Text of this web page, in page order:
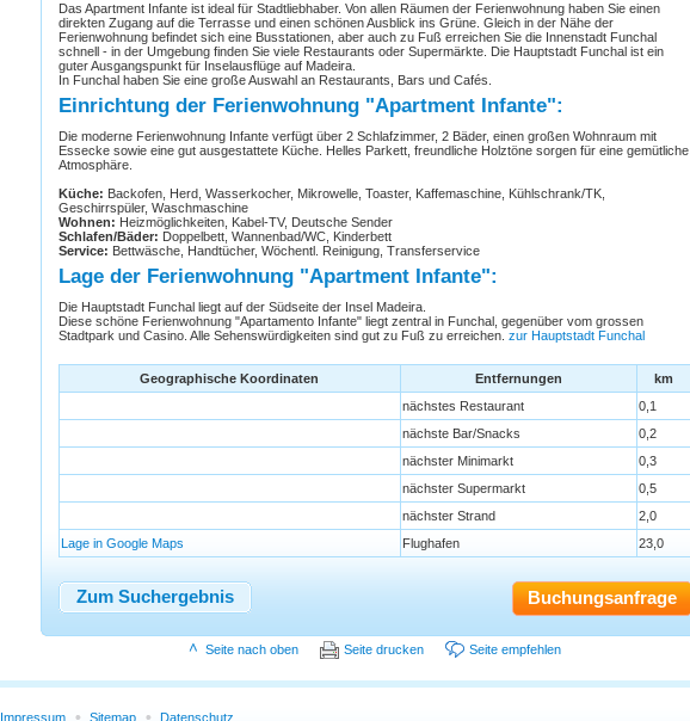
Das Apartment Infante ist ideal für Stadtliebhaber. Von allen Räumen der Ferienwohnung haben Sie einen
direkten Zugang auf die Terrasse und einen schönen Ausblick ins Grüne. Gleich in der Nähe der
Ferienwohnung befindet sich eine Busstationen, aber auch zu Fuß erreichen Sie die Innenstadt Funchal
schnell - in der Umgebung finden Sie viele Restaurants oder Supermärkte. Die Hauptstadt Funchal ist ein
guter Ausgangspunkt für Inselausflüge auf Madeira.
In Funchal haben Sie eine große Auswahl an Restaurants, Bars und Cafés.
Einrichtung der Ferienwohnung "Apartment Infante":
Die moderne Ferienwohnung Infante verfügt über 2 Schlafzimmer, 2 Bäder, einen großen Wohnraum mit
Essecke sowie eine gut ausgestattete Küche. Helles Parkett, freundliche Holztöne sorgen für eine gemütliche
Atmosphäre.
Küche: Backofen, Herd, Wasserkocher, Mikrowelle, Toaster, Kaffemaschine, Kühlschrank/TK,
Geschirrspüler, Waschmaschine
Wohnen: Heizmöglichkeiten, Kabel-TV, Deutsche Sender
Schlafen/Bäder: Doppelbett, Wannenbad/WC, Kinderbett
Service: Bettwäsche, Handtücher, Wöchentl. Reinigung, Transferservice
Lage der Ferienwohnung "Apartment Infante":
Die Hauptstadt Funchal liegt auf der Südseite der Insel Madeira.
Diese schöne Ferienwohnung "Apartamento Infante" liegt zentral in Funchal, gegenüber vom grossen
Stadtpark und Casino. Alle Sehenswürdigkeiten sind gut zu Fuß zu erreichen. zur Hauptstadt Funchal
Geographische Koordinaten Entfernungen
km
nächstes Restaurant
0,1
nächste Bar/Snacks
0,2
nächster Minimarkt
0,3
nächster Supermarkt
0,5
nächster Strand
2,0
Lage in Google Maps
Flughafen 23,0
Zum Suchergebnis Buchungsanfrage
Seite nach oben Seite drucken Seite empfehlen
Impressum Sitemap Datenschutz